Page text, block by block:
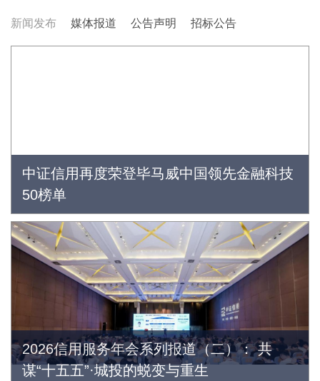
新闻发布 媒体报道 公告声明 招标公告
中证信用再度荣登毕马威中国领先金融科技
50榜单
中证信用再度荣登毕马威中国领先
金融科技50榜单
2021-01-19
2026信用服务年会系列报道（二）： 共
谋“十五五”·城投的蜕变与重生